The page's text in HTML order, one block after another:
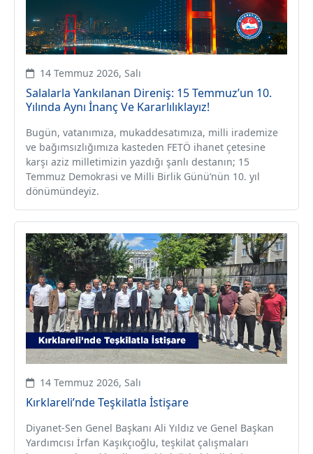
14 Temmuz 2026, Salı
Salalarla Yankılanan Direniş: 15 Temmuz’un 10.
Yılında Aynı İnanç Ve Kararlılıklayız!
Bugün, vatanımıza, mukaddesatımıza, milli irademize
ve bağımsızlığımıza kasteden FETÖ ihanet çetesine
karşı aziz milletimizin yazdığı şanlı destanın; 15
Temmuz Demokrasi ve Milli Birlik Günü’nün 10. yıl
dönümündeyiz.
14 Temmuz 2026, Salı
Kırklareli’nde Teşkilatla İstişare
Diyanet-Sen Genel Başkanı Ali Yıldız ve Genel Başkan
Yardımcısı İrfan Kaşıkçıoğlu, teşkilat çalışmaları